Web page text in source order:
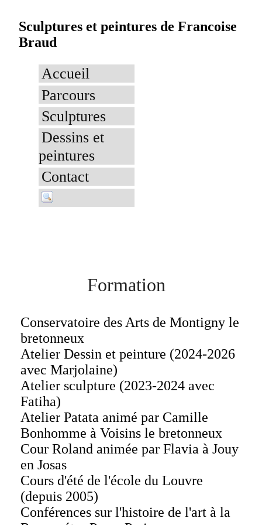
Sculptures et peintures de Francoise
Braud
Accueil
Parcours
Sculptures
Dessins et
peintures
Contact
Formation
Conservatoire des Arts de Montigny le
bretonneux
Atelier Dessin et peinture (2024-2026
avec Marjolaine)
Atelier sculpture (2023-2024 avec
Fatiha)
Atelier Patata animé par Camille
Bonhomme à Voisins le bretonneux
Cour Roland animée par Flavia à Jouy
en Josas
Cours d'été de l'école du Louvre
(depuis 2005)
Conférences sur l'histoire de l'art à la